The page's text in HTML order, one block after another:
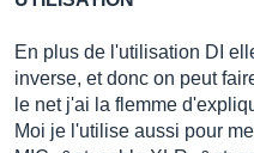
En plus de l'utilisation DI
inverse, et donc on peut
le net j'ai la flemme
Moi je l'utilise aussi pour